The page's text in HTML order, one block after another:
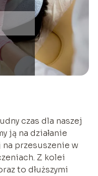
czas dla naszej
ją na działanie
przesuszenie w
Z kolei
to dłuższymi